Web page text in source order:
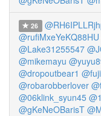
26
@rufiMxeYeKQ88HU
@Lake31255547
@mikemayu
@dropoutbear1
@robarobberlover
@06klink_syun45
@gKeNeOBarisT